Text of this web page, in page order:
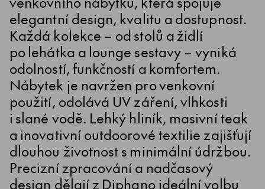
elegantní design, kvalitu a dostupnost.
Každá kolekce – od stolů a židlí
po lehátka a lounge sestavy – vyniká
odolností, funkčností a komfortem.
Nábytek je navržen pro venkovní
použití, odolává UV záření, vlhkosti
i slané vodě. Lehký hliník, masivní teak
a inovativní outdoorové textilie zajišťují
dlouhou životnost s minimální údržbou.
Precizní zpracování a nadčasový
design dělají z Diphano ideální volbu